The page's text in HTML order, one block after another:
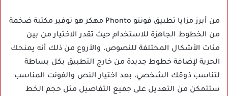
من أبرز مزايا تطبيق فونتو Phonto مهكر هو توفير مكتبة ضخمة
من الخطوط الجاهزة للاستخدام حيث تقدر الاختيار من بين
مئات الأشكال المختلفة للنصوص، والأروع من ذلك أنه يمنحك
الحرية لإضافة خطوط جديدة من خارج التطبيق بكل بساطة
لتناسب ذوقك الشخصي، بعد اختيار النص والفونت المناسب
ستتمكن من التعديل على جميع التفاصيل مثل حجم الخط